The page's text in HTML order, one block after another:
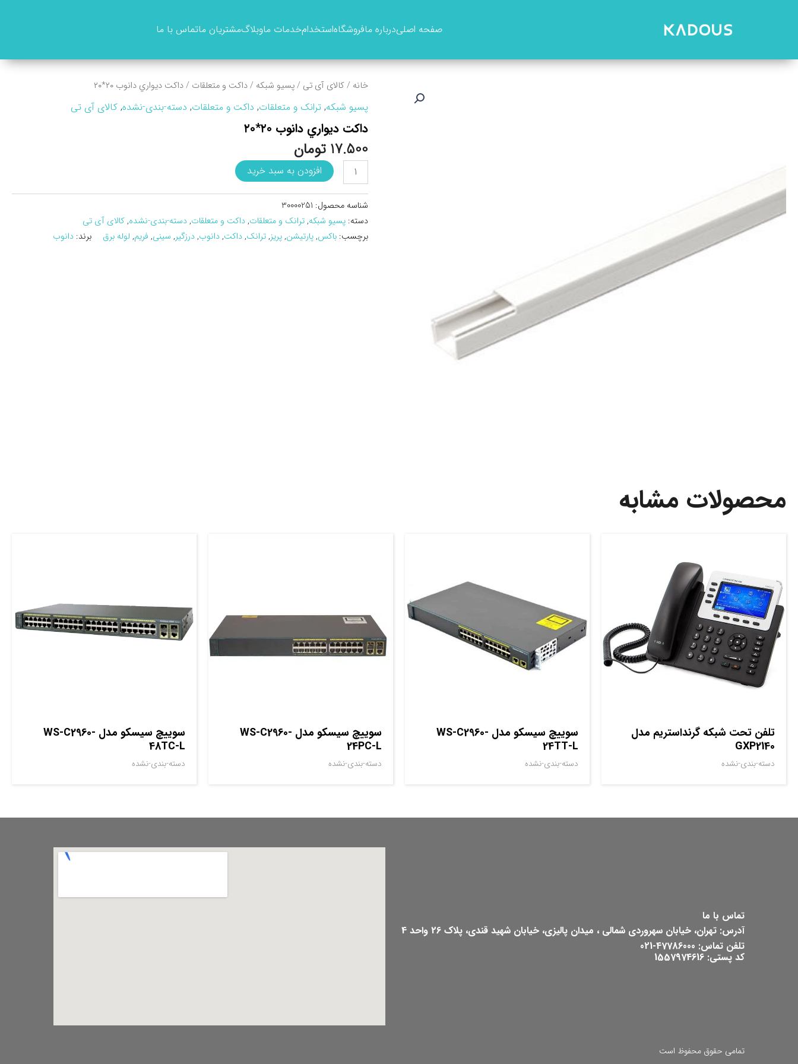
صفحه اصلیدرباره مافروشگاهاستخدامخدمات ماوبلاگمشتریان ماتماس با ما
خانه /کالای آی تی /پسیو شبکه /داکت و متعلقات / داکت ديواري دانوب ۲۰*۲۰
پسیو شبکه,ترانک و متعلقات, داکت و متعلقات, دسته-بندی-نشده,کالای آی تی
داکت ديواري دانوب ۲۰*۲۰
17.500 تومان
داکت
ديواري
20*20
افزودن به سبد خرید
شناسه محصول: 30000251
دسته:پسیو شبکه,ترانک و متعلقات,داکت و متعلقات,دسته-بندی-نشده,کالای آی تی
برچسب:باکس,پارتیشن,پریز,ترانک,داکت,دانوب,درزگیر, سینی, فریم, لوله برق برند:دانوب
محصولات مشابه
تلفن تحت شبکه گرنداستریم مدل
GXP2140
دسته-بندی-نشده
سوييچ سيسکو مدل WS-C2960-
24TT-L
دسته-بندی-نشده
سوييچ سيسکو مدل WS-C2960-
24PC-L
دسته-بندی-نشده
سوييچ سيسکو مدل WS-C2960-
48TC-L
دسته-بندی-نشده
تماس با ما
آدرس: تهران، خیابان سهروردی شمالی ، میدان پالیزی، خیابان شهید قندی، پلاک 26 واحد 4
تلفن تماس: 47786000-021
کد پستی: 1557974616
تمامی حقوق محفوظ است